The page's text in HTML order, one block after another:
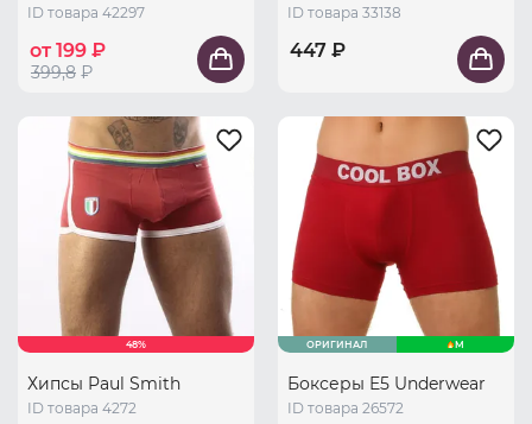
ID товара 42297
от 199 ₽
399,8 ₽
ID товара 33138
447 ₽
48%
Хипсы Paul Smith
ID товара 4272
ОРИГИНАЛ M
Боксеры E5 Underwear
ID товара 26572